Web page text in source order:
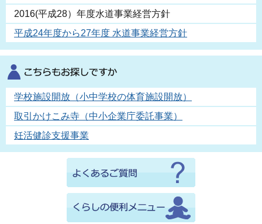
2016(平成28）年度水道事業経営方針
平成24年度から27年度 水道事業経営方針
学校施設開放（小中学校の体育施設開放）
取引かけこみ寺（中小企業庁委託事業）
妊活健診支援事業